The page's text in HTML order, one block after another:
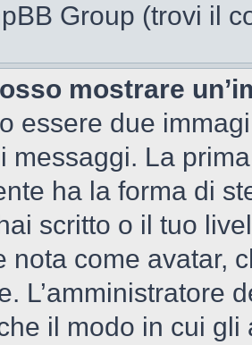
Group (trovi il
mostrare
essere due
messaggi. La
ha la forma di
scritto o il tuo
nota come avatar,
L’amministratore
il modo in cui